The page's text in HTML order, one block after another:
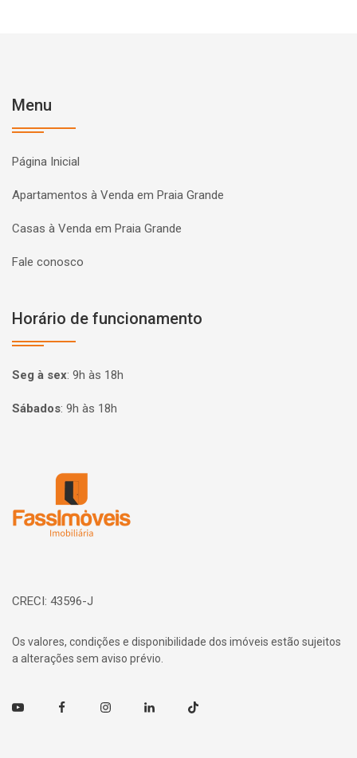
Menu
Página Inicial
Apartamentos à Venda em Praia Grande
Casas à Venda em Praia Grande
Fale conosco
Horário de funcionamento
Seg à sex: 9h às 18h
Sábados: 9h às 18h
CRECI: 43596-J
Os valores, condições e disponibilidade dos imóveis estão sujeitos
a alterações sem aviso prévio.
Youtube FacebookInstagramLinkedin TikTok